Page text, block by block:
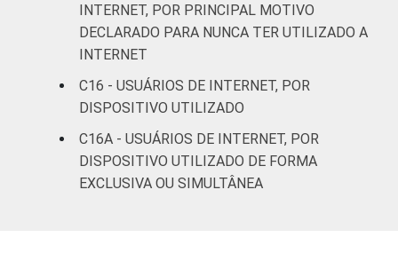
Mais de 5 SM até 10
SM
Mais de 10 SM
Não sabe
INTERNET, POR PRINCIPAL MOTIVO
DECLARADO PARA NUNCA TER UTILIZADO A
INTERNET
C16 - USUÁRIOS DE INTERNET, POR
DISPOSITIVO UTILIZADO
C16A - USUÁRIOS DE INTERNET, POR
DISPOSITIVO UTILIZADO DE FORMA
EXCLUSIVA OU SIMULTÂNEA